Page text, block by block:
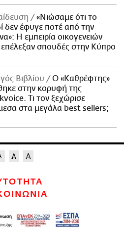
«Νιώσαμε ότι το
δεν έφυγε ποτέ από την
Η εμπειρία οικογενειών
σπουδές στην Κύπρο
Βιβλίου
Ο «Καθρέφτης»
στην κορυφή της
Τι τον ξεχώρισε
στα μεγάλα best sellers;